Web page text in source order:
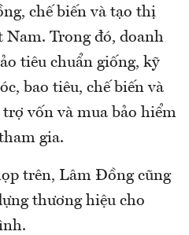
chế biến và tạo thị
Trong đó, doanh
tiêu chuẩn giống, kỹ
bao tiêu, chế biến và
vốn và mua bảo hiểm
gia.
trên, Lâm Đồng cũng
thương hiệu cho